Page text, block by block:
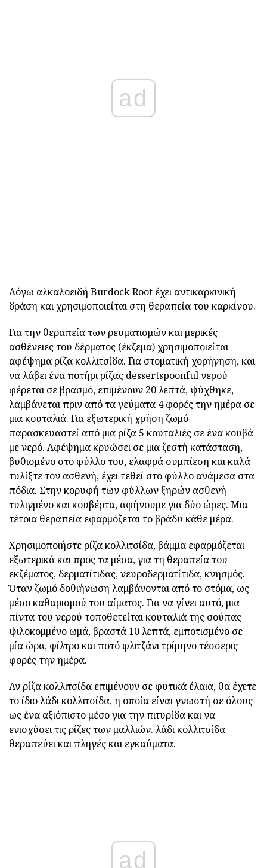
ad
Λόγω αλκαλοειδή Burdock Root έχει αντικαρκινική
δράση και χρησιμοποιείται στη θεραπεία του καρκίνου.
Για την θεραπεία των ρευματισμών και μερικές
ασθένειες του δέρματος (έκζεμα) χρησιμοποιείται
αφέψημα ρίζα κολλιτσίδα. Για στοματική χορήγηση, και
να λάβει ένα ποτήρι ρίζας dessertspoonful νερού
φέρεται σε βρασμό, επιμένουν 20 λεπτά, ψύχθηκε,
λαμβάνεται πριν από τα γεύματα 4 φορές την ημέρα σε
μια κουταλιά. Για εξωτερική χρήση ζωμό
παρασκευαστεί από μια ρίζα 5 κουταλιές σε ένα κουβά
με νερό. Αφέψημα κρυώσει σε μια ζεστή κατάσταση,
βυθισμένο στο φύλλο του, ελαφρά συμπίεση και καλά
τυλίξτε τον ασθενή, έχει τεθεί στο φύλλο ανάμεσα στα
πόδια. Στην κορυφή των φύλλων ξηρών ασθενή
τυλιγμένο και κουβέρτα, αφήνουμε για δύο ώρες. Μια
τέτοια θεραπεία εφαρμόζεται το βράδυ κάθε μέρα.
Χρησιμοποιήστε ρίζα κολλιτσίδα, βάμμα εφαρμόζεται
εξωτερικά και προς τα μέσα, για τη θεραπεία του
εκζέματος, δερματίτιδας, νευροδερματίτιδα, κνησμός.
Όταν ζωμό δοθιήνωση λαμβάνονται από το στόμα, ως
μέσο καθαρισμού του αίματος. Για να γίνει αυτό, μια
πίντα του νερού τοποθετείται κουταλιά της σούπας
ψιλοκομμένο ωμά, βραστά 10 λεπτά, εμποτισμένο σε
μία ώρα, φίλτρο και ποτό φλιτζάνι τρίμηνο τέσσερις
φορές την ημέρα.
Αν ρίζα κολλιτσίδα επιμένουν σε φυτικά έλαια, θα έχετε
το ίδιο λάδι κολλιτσίδα, η οποία είναι γνωστή σε όλους
ως ένα αξιόπιστο μέσο για την πιτυρίδα και να
ενισχύσει τις ρίζες των μαλλιών. λάδι κολλιτσίδα
θεραπεύει και πληγές και εγκαύματα.
ad